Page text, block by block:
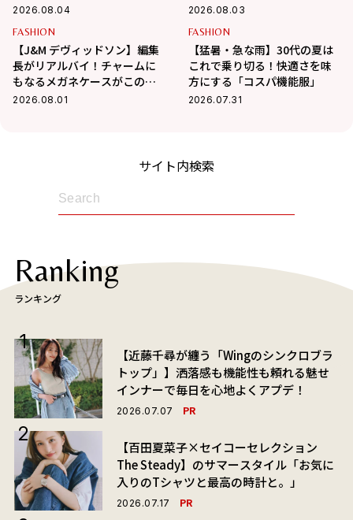
2026.08.04
2026.08.03
FASHION
【J&M デヴィッドソン】編集
長がリアルバイ！チャームに
もなるメガネケースがこの夏
大活躍の予感
2026.08.01
FASHION
【猛暑・急な雨】30代の夏は
これで乗り切る！快適さを味
方にする「コスパ機能服」
2026.07.31
サイト内検索
Ranking
ランキング
【近藤千尋が纏う「Wingのシンクロブラ
トップ」】洒落感も機能性も頼れる魅せ
インナーで毎日を心地よくアプデ！
2026.07.07 PR
【百田夏菜子×セイコーセレクション
The Steady】のサマースタイル「お気に
入りのTシャツと最高の時計と。」
2026.07.17 PR